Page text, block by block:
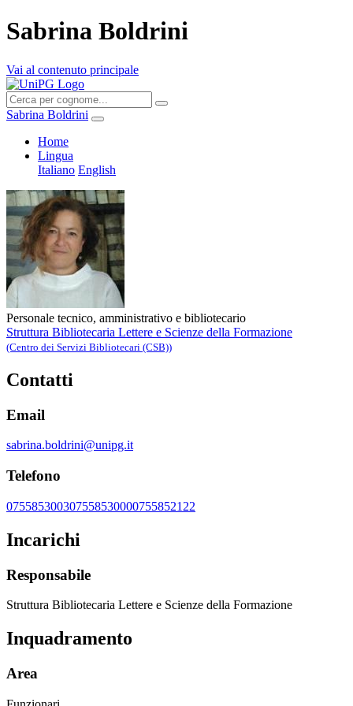
Sabrina Boldrini
Vai al contenuto principale
Sabrina Boldrini
Home
Lingua
Italiano English
Personale tecnico, amministrativo e bibliotecario
Struttura Bibliotecaria Lettere e Scienze della Formazione
(Centro dei Servizi Bibliotecari (CSB))
Contatti
Email
sabrina.boldrini@unipg.it
Telefono
075585300307558530000755852122
Incarichi
Responsabile
Struttura Bibliotecaria Lettere e Scienze della Formazione
Inquadramento
Area